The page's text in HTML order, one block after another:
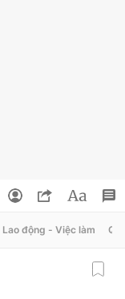
Lao động - Việc làm